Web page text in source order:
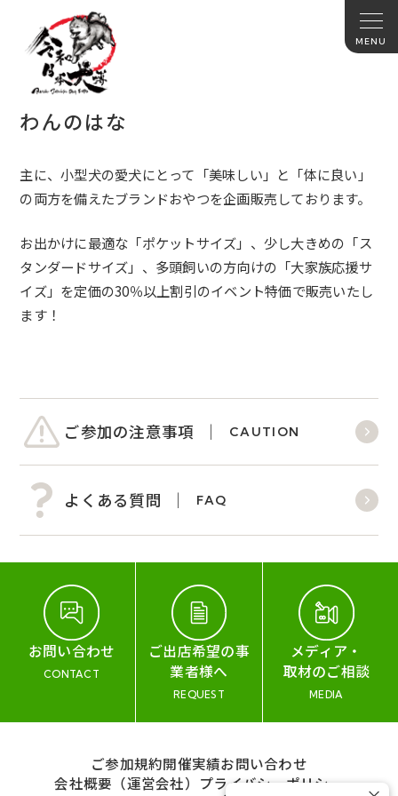
わんのはな
主に、小型犬の愛犬にとって「美味しい」と「体に良い」
の両方を備えたブランドおやつを企画販売しております。
お出かけに最適な「ポケットサイズ」、少し大きめの「ス
タンダードサイズ」、多頭飼いの方向けの「大家族応援サ
イズ」を定価の30％以上割引のイベント特価で販売いたし
ます！
ご参加の注意事項 CAUTION
よくある質問 FAQ
お問い合わせ
CONTACT
ご出店希望の事
業者様へ
REQUEST
メディア・
取材のご相談
MEDIA
ご参加規約開催実績お問い合わせ
会社概要（運営会社） プライバシーポリシー